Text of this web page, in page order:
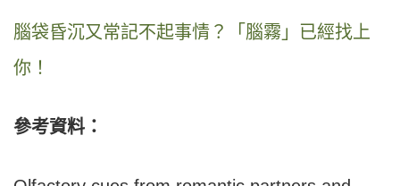
腦袋昏沉又常記不起事情？「腦霧」已經找上
你！
參考資料：